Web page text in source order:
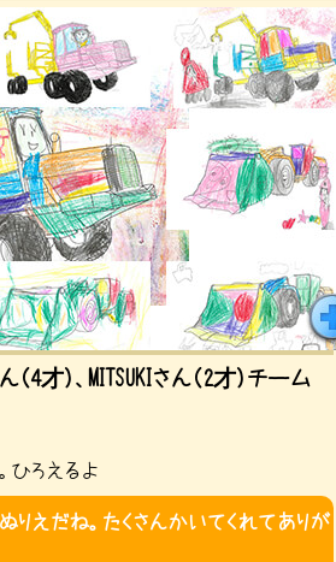
ん（4才）、MITSUKIさん（2才）チーム
ひろえるよ
りえだね。たくさんかいてくれてありが